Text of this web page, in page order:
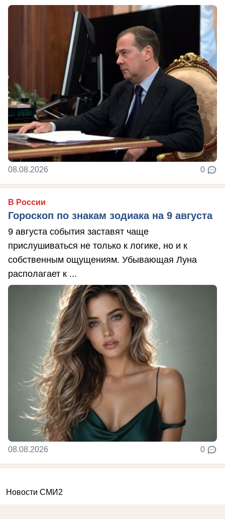
08.08.2026 0
В России
Гороскоп по знакам зодиака на 9 августа
9 августа события заставят чаще
прислушиваться не только к логике, но и к
собственным ощущениям. Убывающая Луна
располагает к ...
08.08.2026 0
Новости СМИ2